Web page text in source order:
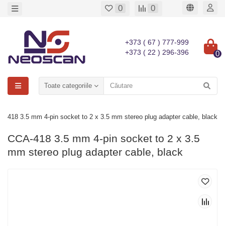
0 0
+373 ( 67 ) 777-999
+373 ( 22 ) 296-396
0
Toate categoriile
418 3.5 mm 4-pin socket to 2 x 3.5 mm stereo plug adapter cable, black
CCA-418 3.5 mm 4-pin socket to 2 x 3.5
mm stereo plug adapter cable, black